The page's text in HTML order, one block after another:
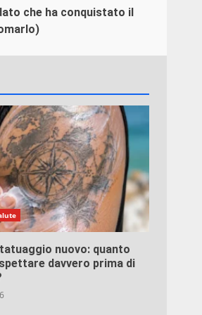
che ha conquistato il
nuovo: quanto
davvero prima di